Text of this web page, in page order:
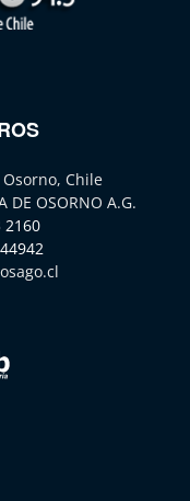
Chile
DE OSORNO A.G.
2160